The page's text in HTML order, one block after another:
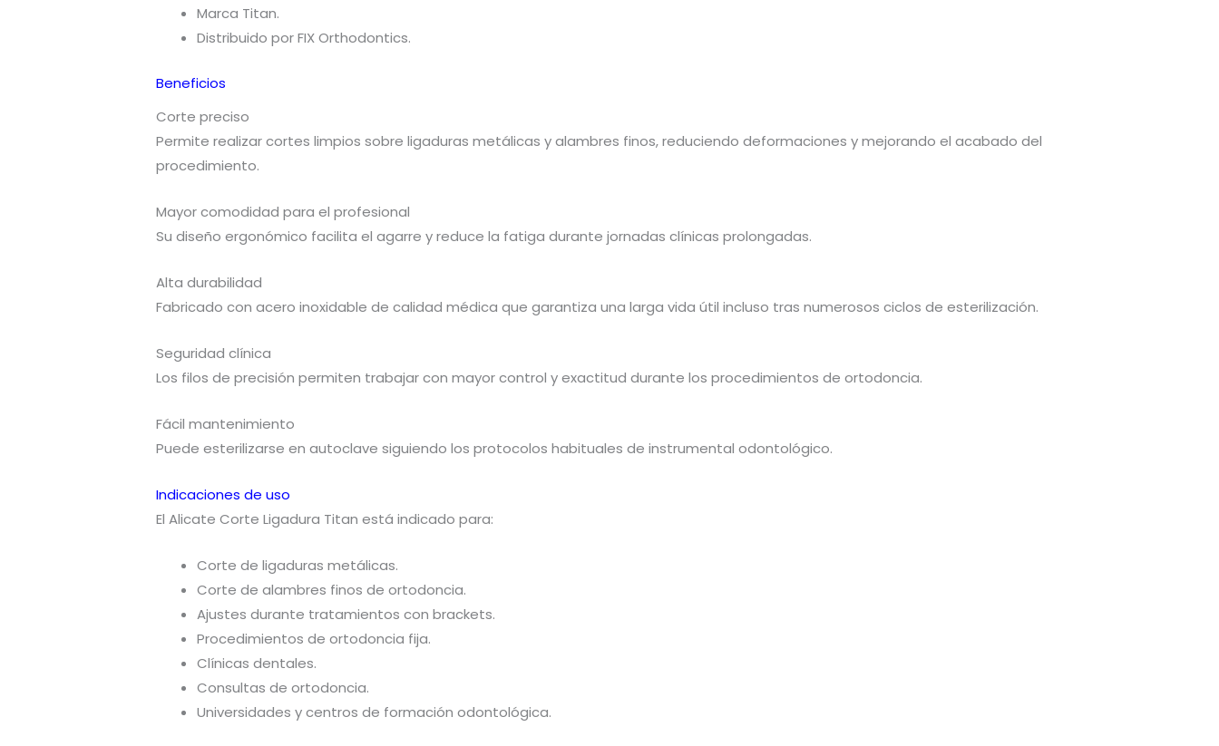
Marca Titan.
Distribuido por FIX Orthodontics.
Beneficios
Corte preciso
Permite realizar cortes limpios sobre ligaduras metálicas y alambres finos, reduciendo deformaciones y mejorando el acabado del
procedimiento.
Mayor comodidad para el profesional
Su diseño ergonómico facilita el agarre y reduce la fatiga durante jornadas clínicas prolongadas.
Alta durabilidad
Fabricado con acero inoxidable de calidad médica que garantiza una larga vida útil incluso tras numerosos ciclos de esterilización.
Seguridad clínica
Los filos de precisión permiten trabajar con mayor control y exactitud durante los procedimientos de ortodoncia.
Fácil mantenimiento
Puede esterilizarse en autoclave siguiendo los protocolos habituales de instrumental odontológico.
Indicaciones de uso
El Alicate Corte Ligadura Titan está indicado para:
Corte de ligaduras metálicas.
Corte de alambres finos de ortodoncia.
Ajustes durante tratamientos con brackets.
Procedimientos de ortodoncia fija.
Clínicas dentales.
Consultas de ortodoncia.
Universidades y centros de formación odontológica.